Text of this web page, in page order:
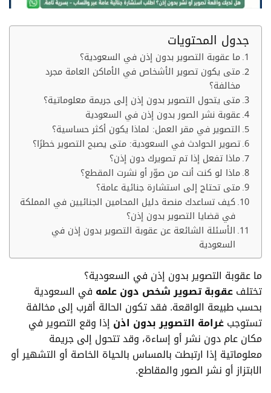
جدول المحتويات
ما عقوبة التصوير بدون إذن في السعودية؟
متى يكون تصوير الأشخاص في الأماكن العامة مجرد
مخالفة؟
متى يتحول التصوير بدون إذن إلى جريمة معلوماتية؟
عقوبة نشر الصور بدون إذن في السعودية
التصوير في مقر العمل: لماذا يكون أكثر حساسية؟
تصوير الحوادث في السعودية: متى يصبح التصوير خطرًا؟
ماذا تفعل إذا تم تصويرك دون إذن؟
ماذا لو كنت أنت من صوّر أو نشرت المقطع؟
متى تحتاج إلى استشارة جنائية عامة؟
كيف تساعدك منصة دليل المحامين الجنائيين في المملكة
في قضايا التصوير بدون إذن؟
الأسئلة الشائعة عن عقوبة التصوير بدون إذن في
السعودية
ما عقوبة التصوير بدون إذن في السعودية؟
تختلفعقوبة تصوير شخص دون علمه في السعودية
بحسب طبيعة الواقعة. فقد تكون الحالة أقرب إلى مخالفة
تستوجبغرامة التصوير بدون اذن إذا وقع التصوير في
مكان عام دون نشر أو إساءة، وقد تتحول إلى جريمة
معلوماتية إذا ارتبطت بالمساس بالحياة الخاصة أو التشهير أو
الابتزاز أو نشر الصور والمقاطع.